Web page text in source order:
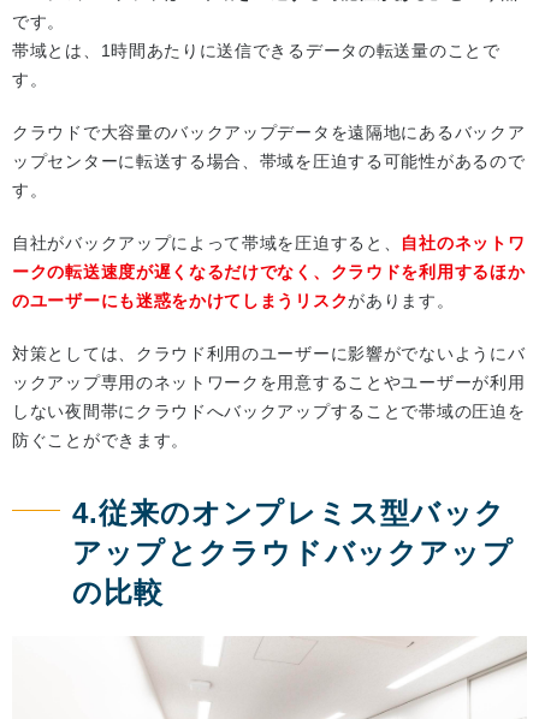
です。
帯域とは、1時間あたりに送信できるデータの転送量のことで
す。
クラウドで大容量のバックアップデータを遠隔地にあるバックア
ップセンターに転送する場合、帯域を圧迫する可能性があるので
す。
自社がバックアップによって帯域を圧迫すると、 自社のネットワ
ークの転送速度が遅くなるだけでなく、クラウドを利用するほか
のユーザーにも迷惑をかけてしまうリスクがあります。
対策としては、クラウド利用のユーザーに影響がでないようにバ
ックアップ専用のネットワークを用意することやユーザーが利用
しない夜間帯にクラウドへバックアップすることで帯域の圧迫を
防ぐことができます。
4.従来のオンプレミス型バック
アップとクラウドバックアップ
の比較